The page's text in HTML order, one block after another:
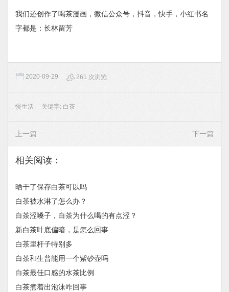
我们还创作了喝茶漫画，微信公众号，抖音，快手，小红书名
字都是：长林留芳
2020-09-29 261 次浏览
慢生活 关键字: 白茶
上一篇 下一篇
相关阅读：
晒干了保存白茶可以吗
白茶被水淋了怎么办？
白茶涩嗓子，白茶为什么喝的有点涩？
新白茶叶底偏暗，是怎么回事
白茶里杆子特别多
白茶和生普能用一个紫砂壶吗
白茶最佳口感的水茶比例
白茶煮着出泡沫咋回事